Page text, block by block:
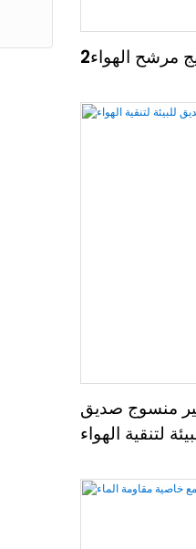
مرشح الهواء2
منسوج صديق
لتنقية الهواء